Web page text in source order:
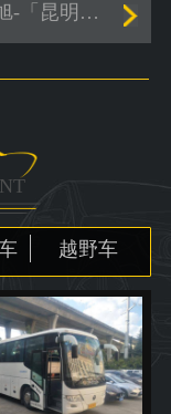
昆明@自驾低价租车哪家可以-暖旭-「昆明暑假租车」
越野车